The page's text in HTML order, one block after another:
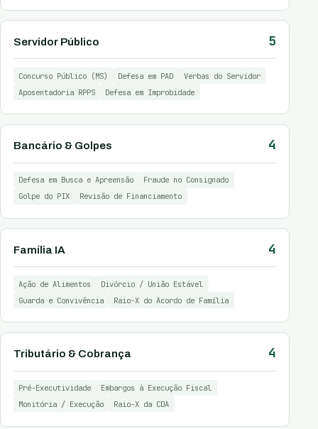
Servidor Público 5
Concurso Público (MS) Defesa em PAD
Verbas do Servidor
Aposentadoria RPPS
Defesa em Improbidade
Bancário & Golpes 4
Defesa em Busca e Apreensão
Fraude no Consignado
Golpe do PIX
Revisão de Financiamento
Família IA 4
Ação de Alimentos
Divórcio / União Estável
Guarda e Convivência
Raio-X do Acordo de Família
Tributário & Cobrança 4
Pré-Executividade
Embargos à Execução Fiscal
Monitória / Execução
Raio-X da CDA